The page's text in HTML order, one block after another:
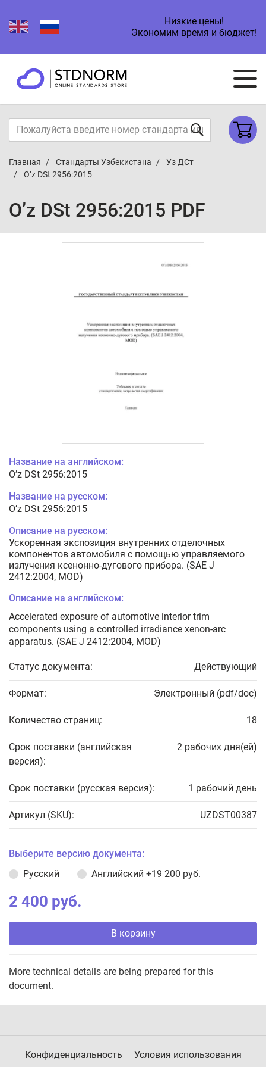
Низкие цены!
Экономим время и бюджет!
Главная Стандарты Узбекистана
Уз ДСт
O’z DSt 2956:2015
O’z DSt 2956:2015 PDF
Название на английском:
O’z DSt 2956:2015
Название на русском:
O’z DSt 2956:2015
Описание на русском:
Ускоренная экспозиция внутренних отделочных
компонентов автомобиля с помощью управляемого
излучения ксенонно-дугового прибора. (SAE J
2412:2004, MOD)
Описание на английском:
Accelerated exposure of automotive interior trim
components using a controlled irradiance xenon-arc
apparatus. (SAE J 2412:2004, MOD)
Статус документа: Действующий
Формат: Электронный (pdf/doc)
Количество страниц: 18
Срок поставки (английская
версия):
2 рабочих дня(ей)
Срок поставки (русская версия): 1 рабочий день
Артикул (SKU): UZDST00387
Выберите версию документа:
Русский
Английский +19 200 руб.
2 400 руб.
В корзину
More technical details are being prepared for this
document.
Конфиденциальность Условия использования